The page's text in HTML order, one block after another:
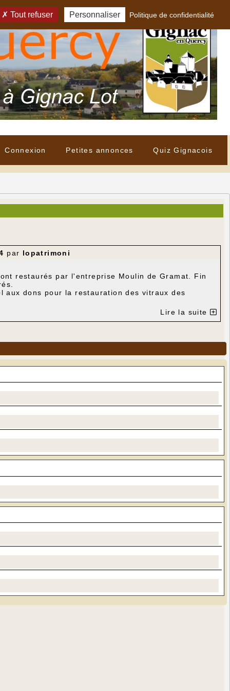
Connexion Petites annonces Quiz Gignacois
par lopatrimoni
restaurés par l'entreprise Moulin de Gramat. Fin
aux dons pour la restauration des vitraux des
des devis qui s'élevaient à 5 542,11 € HT.
de prise en charge financière par l'association
damassé bleu)
Lire la suite
Tout refuser Personnaliser Politique de confidentialité